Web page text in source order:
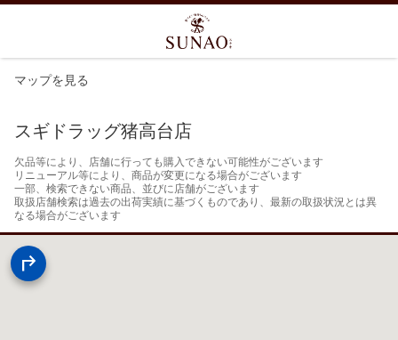
マップを見る
スギドラッグ猪高台店
欠品等により、店舗に行っても購入できない可能性がございます
リニューアル等により、商品が変更になる場合がございます
一部、検索できない商品、並びに店舗がございます
取扱店舗検索は過去の出荷実績に基づくものであり、最新の取扱状況とは異
なる場合がございます